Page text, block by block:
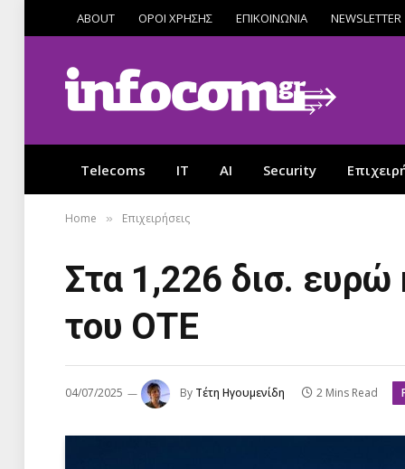
ABOUT ΟΡΟΙ ΧΡΗΣΗΣ ΕΠΙΚΟΙΝΩΝΙΑ NEWSLETTER
Telecoms IT AI Security
Home » Επιχειρήσεις
Στα 1,226 δισ. ευρώ
του ΟΤΕ
04/07/2025 By Τέτη Ηγουμενίδη 2 Mins Read